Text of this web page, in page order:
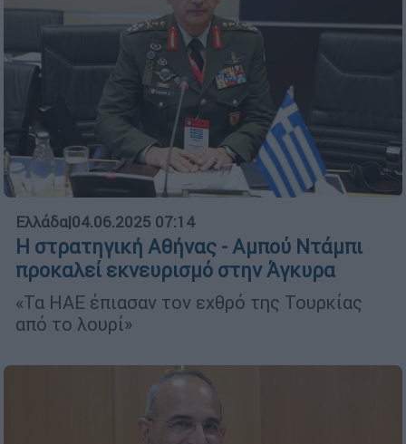
Ελλάδα|04.06.2025 07:14
Η στρατηγική Αθήνας - Αμπού Ντάμπι
προκαλεί εκνευρισμό στην Άγκυρα
«Τα ΗΑΕ έπιασαν τον εχθρό της Τουρκίας
από το λουρί»